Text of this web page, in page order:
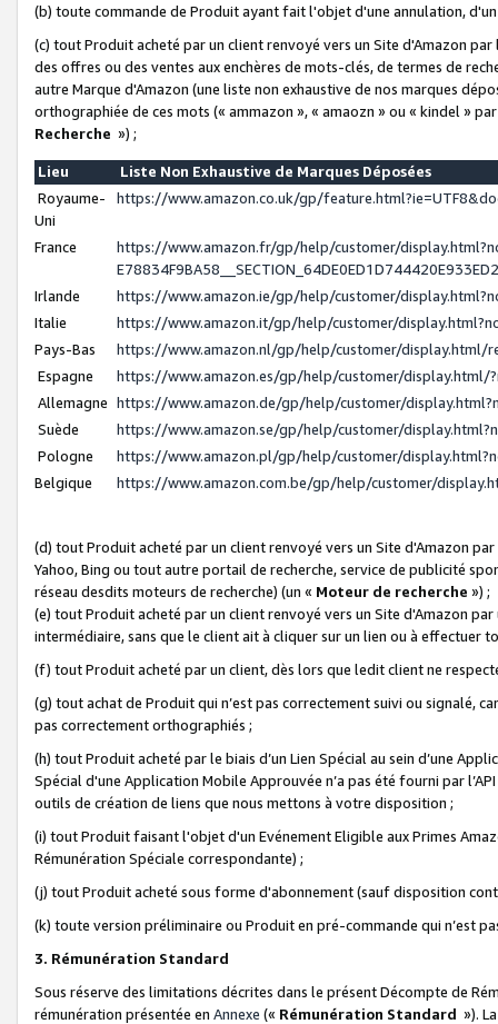
(b) toute commande de Produit ayant fait l'objet d'une annulation,
(c) tout Produit acheté par un client renvoyé vers un Site d'Amazon
des offres ou des ventes aux enchères de mots-clés, de termes de
autre Marque d'Amazon (une liste non exhaustive de nos marques
orthographiée de ces mots (« ammazon », « amaozn » ou « kindel »
Recherche ») ;
Lieu
Liste Non Exhaustive de Marques Déposées
Royaume-
Uni
https://www.amazon.co.uk/gp/
France
https://www.amazon.fr/gp/help/customer/
Irlande
https://www.amazon.ie/gp/help/customer/
Italie
https://www.amazon.it/gp/help/customer/
Pays-Bas
https://www.amazon.nl/gp/help/customer/display.html/
Espagne
https://www.amazon.es/gp/help/customer/display.html/
Allemagne https://www.amazon.de/gp/help/customer/
Suède
https://www.amazon.se/gp/help/customer/
Pologne
https://www.amazon.pl/gp/help/customer/
Belgique
https://www.amazon.com.be/gp/help/customer/
(d) tout Produit acheté par un client renvoyé vers un Site d'Amazon
Yahoo, Bing ou tout autre portail de recherche, service de publicité
réseau desdits moteurs de recherche) (un « Moteur de recherche ») ;
(e) tout Produit acheté par un client renvoyé vers un Site d'Amazon
intermédiaire, sans que le client ait à cliquer sur un lien ou à
(f) tout Produit acheté par un client, dès lors que ledit client ne
(g) tout achat de Produit qui n’est pas correctement suivi ou signalé,
pas correctement orthographiés ;
(h) tout Produit acheté par le biais d’un Lien Spécial au sein d’une
Spécial d'une Application Mobile Approuvée n’a pas été fourni par
outils de création de liens que nous mettons à votre disposition ;
(i) tout Produit faisant l'objet d'un Evénement Eligible aux Primes
Rémunération Spéciale correspondante) ;
(j) tout Produit acheté sous forme d'abonnement (sauf disposition
(k) toute version préliminaire ou Produit en pré-commande qui n’est
3. Rémunération Standard
Sous réserve des limitations décrites dans le présent Décompte de
rémunération présentée en Annexe (« Rémunération Standard »).